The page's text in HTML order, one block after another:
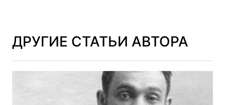
ДРУГИЕ СТАТЬИ АВТОРА